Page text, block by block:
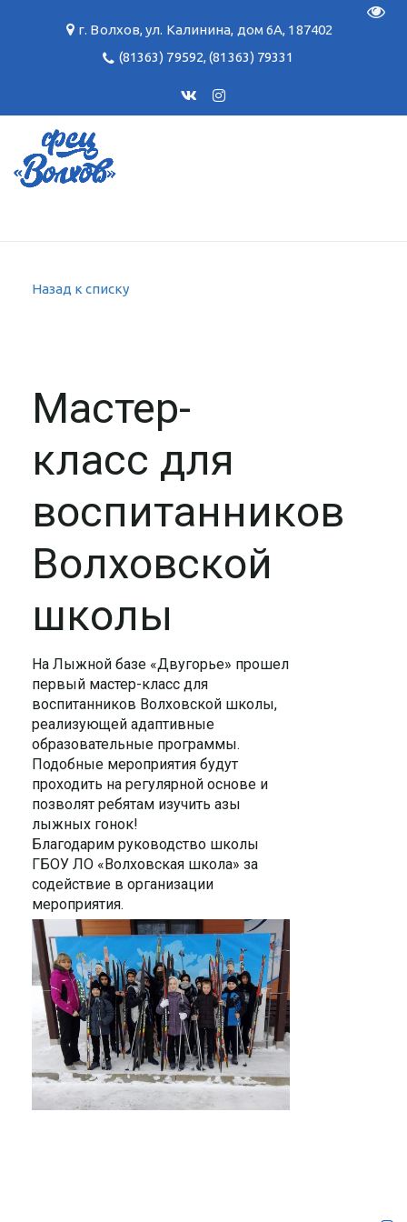
г. Волхов,ул. Калинина, дом 6А, 187402
(81363) 79592,(81363) 79331
Назад к списку
Мастер-
класс для
воспитанников
Волховской
школы
На Лыжной базе «Двугорье» прошел
первый мастер-класс для
воспитанников Волховской школы,
реализующей адаптивные
образовательные программы.
Подобные мероприятия будут
проходить на регулярной основе и
позволят ребятам изучить азы
лыжных гонок!
Благодарим руководство школы
ГБОУ ЛО «Волховская школа» за
содействие в организации
мероприятия.